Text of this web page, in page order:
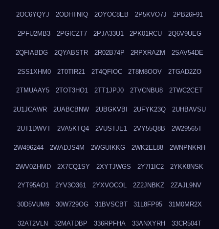
2OC6YQYJ 2ODHTNIQ 2OYOC8EB 2P5KVO7J 2PB26F91
2PFU2MB3 2PGICZT7 2PJA33U1 2PK01RCU 2Q6V9UEG
2QFIABDG 2QYABSTR 2R02B74P 2RPXRAZM 2SAV54DE
2SS1XHM0 2T0TIR21 2T4QFIOC 2T8M8OOV 2TGAD2ZO
2TMUAAY5 2TOT3HO1 2TT1JPJ0 2TVCNBU8 2TWC2CET
2U1JCAWR 2UABCBNW 2UBGKVBI 2UFYK23Q 2UHBAVSU
2UT1DWVT 2VA5KTQ4 2VUSTJE1 2VY55Q8B 2W29565T
2W496244 2WADJS4M 2WGUIKKG 2WK2EL88 2WNPNKRH
2WV0ZHMD 2X7CQ1SY 2XYTJWGS 2Y7I1IC2 2YKK8NSK
2YT95AO1 2YV3O361 2YXVOCOL 2Z2JNBKZ 2ZAJL9NV
30D5VUM9 30W729OG 31BVSCBT 31L8FP95 31M0MR2X
32AT2VLN 32MATDBP 336RPFHA 33ANXYRH 33CR504T